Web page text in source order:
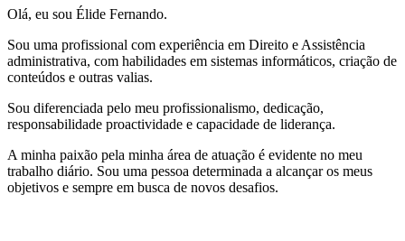
Olá, eu sou Élide Fernando.
Sou uma profissional com experiência em Direito e Assistência
administrativa, com habilidades em sistemas informáticos, criação de
conteúdos e outras valias.
Sou diferenciada pelo meu profissionalismo, dedicação,
responsabilidade proactividade e capacidade de liderança.
A minha paixão pela minha área de atuação é evidente no meu
trabalho diário. Sou uma pessoa determinada a alcançar os meus
objetivos e sempre em busca de novos desafios.